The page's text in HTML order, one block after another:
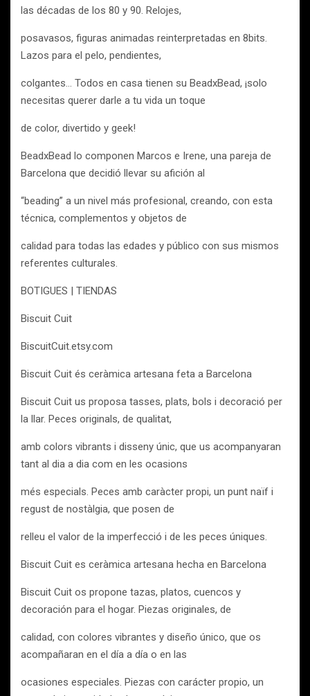
las décadas de los 80 y 90. Relojes,
posavasos, figuras animadas reinterpretadas en 8bits.
Lazos para el pelo, pendientes,
colgantes… Todos en casa tienen su BeadxBead, ¡solo
necesitas querer darle a tu vida un toque
de color, divertido y geek!
BeadxBead lo componen Marcos e Irene, una pareja de
Barcelona que decidió llevar su afición al
“beading” a un nivel más profesional, creando, con esta
técnica, complementos y objetos de
calidad para todas las edades y público con sus mismos
referentes culturales.
BOTIGUES | TIENDAS
Biscuit Cuit
BiscuitCuit.etsy.com
Biscuit Cuit és ceràmica artesana feta a Barcelona
Biscuit Cuit us proposa tasses, plats, bols i decoració per
la llar. Peces originals, de qualitat,
amb colors vibrants i disseny únic, que us acompanyaran
tant al dia a dia com en les ocasions
més especials. Peces amb caràcter propi, un punt naïf i
regust de nostàlgia, que posen de
relleu el valor de la imperfecció i de les peces úniques.
Biscuit Cuit es ceràmica artesana hecha en Barcelona
Biscuit Cuit os propone tazas, platos, cuencos y
decoración para el hogar. Piezas originales, de
calidad, con colores vibrantes y diseño único, que os
acompañaran en el día a día o en las
ocasiones especiales. Piezas con carácter propio, un